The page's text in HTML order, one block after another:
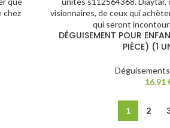
DÉGUISEMENT POUR
PIÈCE) (1
Déguisements
16.91
1 2